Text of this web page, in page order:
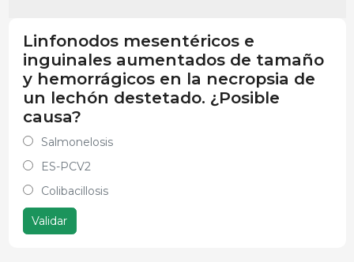
Linfonodos mesentéricos e
inguinales aumentados de tamaño
y hemorrágicos en la necropsia de
un lechón destetado. ¿Posible
causa?
Salmonelosis
ES-PCV2
Colibacillosis
Validar